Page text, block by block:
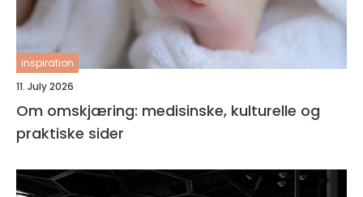
inspiration
11. July 2026
Om omskjæring: medisinske, kulturelle og
praktiske sider